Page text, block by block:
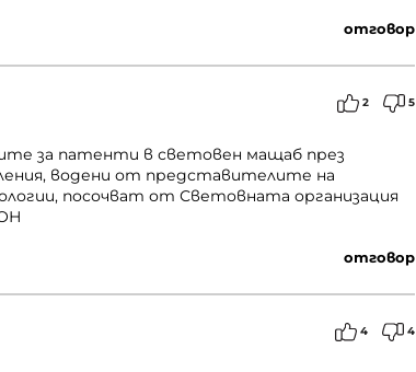
отговор
2 5
за патенти в световен мащаб през
водени от представителите на
посочват от Световната организация
отговор
4 4